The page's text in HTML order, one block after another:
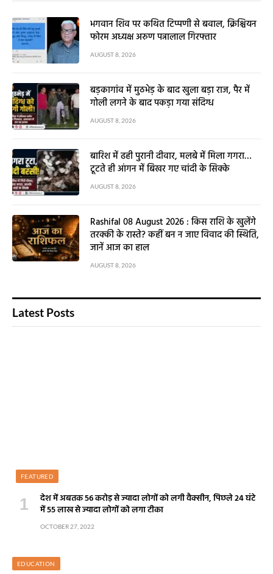
भगवान शिव पर कथित टिप्पणी से बवाल, क्रिश्चियन
फोरम अध्यक्ष अरुण पन्नालाल गिरफ्तार
AUGUST 8, 2026
बड़कागांव में मुठभेड़ के बाद खुला बड़ा राज, पैर में
गोली लगने के बाद पकड़ा गया संदिग्ध
AUGUST 8, 2026
बारिश में ढही पुरानी दीवार, मलबे में मिला गगरा…
टूटते ही आंगन में बिखर गए चांदी के सिक्के
AUGUST 8, 2026
Rashifal 08 August 2026 : किस राशि के खुलेंगे
तरक्की के रास्ते? कहीं बन न जाए विवाद की स्थिति,
जानें आज का हाल
AUGUST 8, 2026
Latest Posts
FEATURED
देश में अबतक 56 करोड़ से ज्यादा लोगों को लगी वैक्सीन, पिछले 24 घंटे
में 55 लाख से ज्यादा लोगों को लगा टीका
OCTOBER 27, 2022
EDUCATION